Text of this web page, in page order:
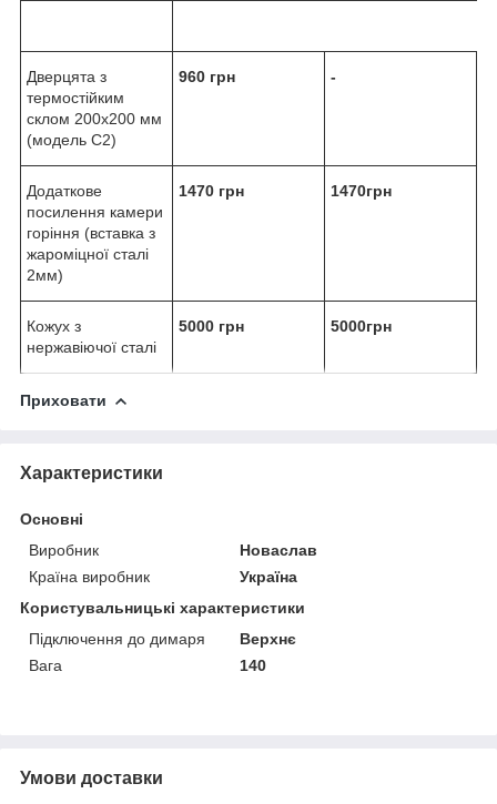
Дверцята з
термостійким
склом 200х200 мм
(модель С2)
960 грн -
Додаткове
посилення камери
горіння (вставка з
жароміцної сталі
2мм)
1470 грн 1470грн
Кожух з
нержавіючої сталі
5000 грн 5000грн
Приховати
Характеристики
Основні
Виробник
Новаслав
Країна виробник
Україна
Користувальницькі характеристики
Підключення до димаря
Верхнє
Вага
140
Умови доставки